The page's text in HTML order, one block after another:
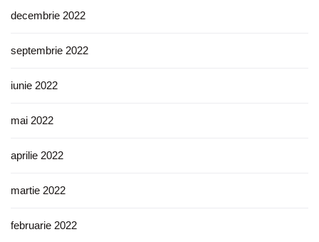
decembrie 2022
septembrie 2022
iunie 2022
mai 2022
aprilie 2022
martie 2022
februarie 2022